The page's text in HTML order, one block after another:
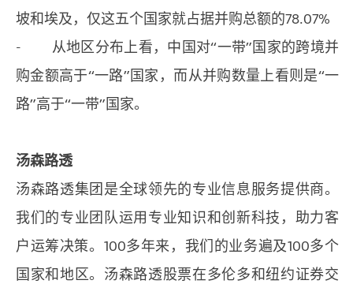
坡和埃及，仅这五个国家就占据并购总额的78.07%
- 从地区分布上看，中国对“一带”国家的跨境并
购金额高于“一路”国家，而从并购数量上看则是“一
路”高于“一带”国家。
汤森路透
汤森路透集团是全球领先的专业信息服务提供商。
我们的专业团队运用专业知识和创新科技，助力客
户运筹决策。100多年来，我们的业务遍及100多个
国家和地区。汤森路透股票在多伦多和纽约证券交